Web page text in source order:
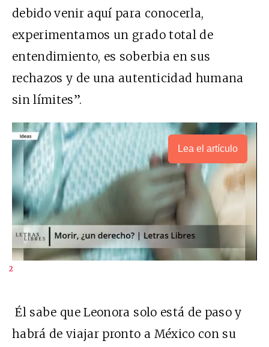
debido venir aquí para conocerla,
experimentamos un grado total de
entendimiento, es soberbia en sus
rechazos y de una autenticidad humana
sin límites”.
Lea el artículo
2
Él sabe que Leonora solo está de paso y
habrá de viajar pronto a México con su